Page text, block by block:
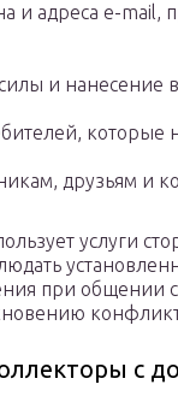
и адреса e-mail,
и нанесение
которые
друзьям и
услуги
при общении
с